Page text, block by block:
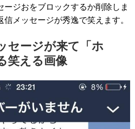
ージおをブロックするか削除しま
メッセージが秀逸で笑えます。
セージが来て「ホ
笑える画像